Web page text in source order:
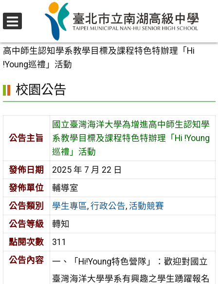
至
要
內
校園公告
高中師生認知學系教學目標及課程特色特辦理「Hi
!Young巡禮」活動
校園公告
公告主旨
國立臺灣海洋大學為增進高中師生認知學
系教學目標及課程特色特辦理「Hi !Young
巡禮」活動
發佈日期
2025 年 7 月 22 日
發佈單位
輔導室
公告類別
學生專區, 行政公告, 活動競賽
公告等級
轉知
點閱次數
311
公告內容
一、「Hi!Young特色營隊」：歡迎對國立
臺灣海洋大學學系有興趣之學生踴躍報名
選
單